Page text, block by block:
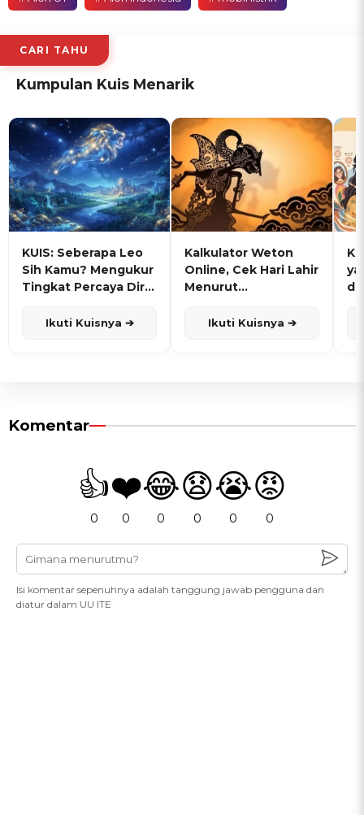
CARI TAHU
Kumpulan Kuis Menarik
KUIS: Seberapa Leo
Sih Kamu? Mengukur
Tingkat Percaya Diri
Ikuti Kuisnya ➔
Kalkulator Weton
Online, Cek Hari Lahir
Menurut
Ikuti Kuisnya ➔
Komentar
👍
0
❤️
0
😂
0
😧
0
😭
0
😡
0
Isi komentar sepenuhnya adalah tanggung jawab pengguna dan
diatur dalam UU ITE